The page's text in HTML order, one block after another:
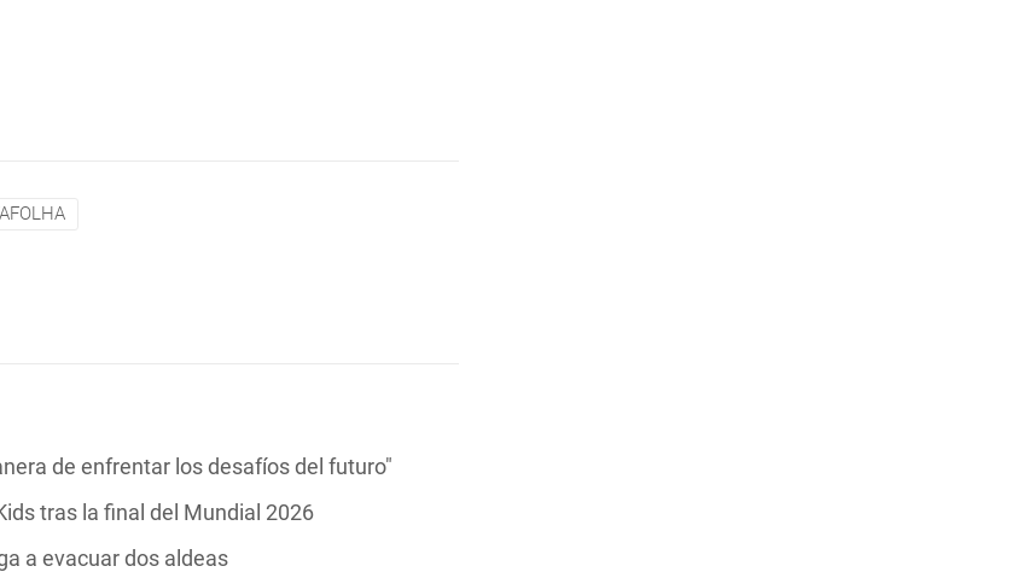
de enfrentar los desafíos del futuro"
tras la final del Mundial 2026
a evacuar dos aldeas